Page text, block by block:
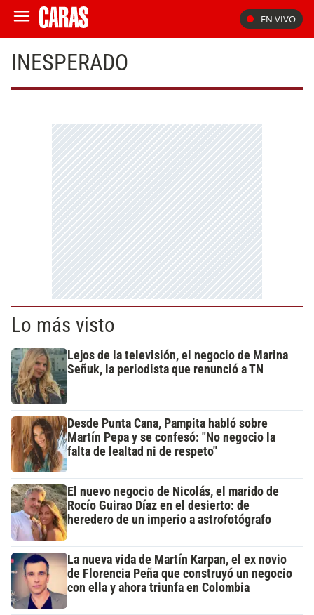
EN VIVO
INESPERADO
Lo más visto
Lejos de la televisión, el negocio de Marina
Señuk, la periodista que renunció a TN
Desde Punta Cana, Pampita habló sobre
Martín Pepa y se confesó: "No negocio la
falta de lealtad ni de respeto"
El nuevo negocio de Nicolás, el marido de
Rocío Guirao Díaz en el desierto: de
heredero de un imperio a astrofotógrafo
La nueva vida de Martín Karpan, el ex novio
de Florencia Peña que construyó un negocio
con ella y ahora triunfa en Colombia